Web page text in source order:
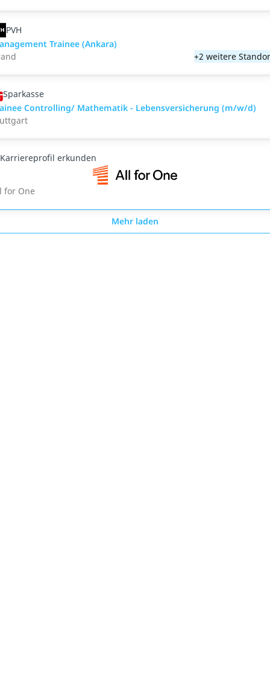
PVH
Trainee (Ankara)
+2 weitere
Sparkasse
Controlling/ Mathematik - Lebensversicherung (m/w/d)
Karriereprofil erkunden
for One
Mehr laden